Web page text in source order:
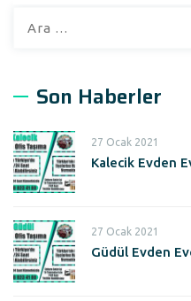
:
Son Haberler
27 Ocak 2021
Kalecik Evden
27 Ocak 2021
Güdül Evden